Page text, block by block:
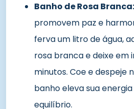
Banho de Rosa Branca:
promovem paz e
ferva um litro de água,
rosa branca e deixe em
minutos. Coe e despeje
banho eleva sua
equilíbrio.